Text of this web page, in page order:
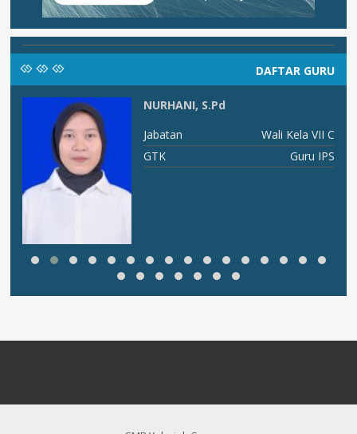
DAFTAR GURU
NURHANI, S.Pd
Jabatan
Wali Kela VII C
GTK
Guru IPS